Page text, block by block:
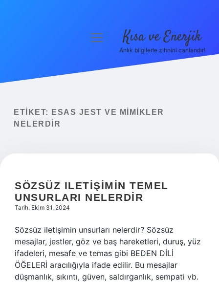
Yasal Uyarı
menüyü
Kısa ve Enerjik
Anlık bilgilerle zihnini canlandır!
ETIKET:
ESAS JEST VE MIMIKLER
NELERDIR
SÖZSÜZ ILETIŞIMIN TEMEL
UNSURLARI NELERDIR
Tarih: Ekim 31, 2024
Sözsüz iletişimin unsurları nelerdir? Sözsüz
mesajlar, jestler, göz ve baş hareketleri, duruş, yüz
ifadeleri, mesafe ve temas gibi BEDEN DİLİ
ÖĞELERİ aracılığıyla ifade edilir. Bu mesajlar
düşmanlık, sıkıntı, güven, saldırganlık, sempati vb.